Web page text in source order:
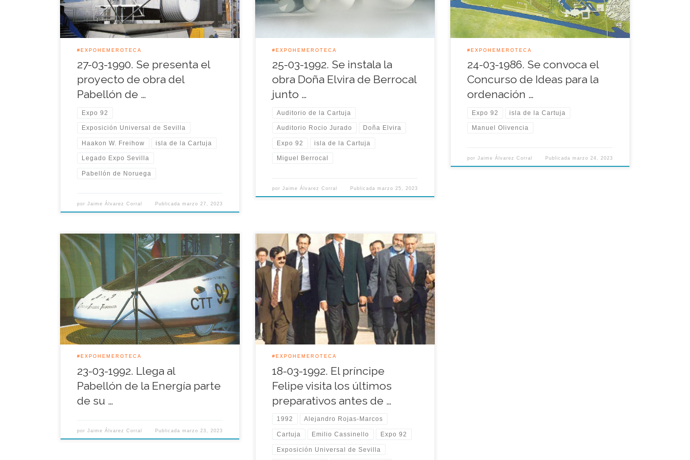
económica y social de la nación nórdica. […]
#EXPOHEMEROTECA
27-03-1990. Se presenta el
proyecto de obra del
Pabellón de …
Expo 92
Exposición Universal de Sevilla
Haakon W. Freihow isla de la Cartuja
Legado Expo Sevilla
Pabellón de Noruega
porJaime Álvarez Corral Publicada marzo 27, 2023
Muestra Universal de agua pulverizada de un
estanque, lo que hizo […]
#EXPOHEMEROTECA
25-03-1992. Se instala la
obra Doña Elvira de Berrocal
junto …
Auditorio de la Cartuja
Auditorio Rocio Jurado Doña Elvira
Expo 92 isla de la Cartuja
Miguel Berrocal
porJaime Álvarez Corral Publicada marzo 25, 2023
doce equipos de urbanistas participaron en este
certamen, cuyo jurado, fue presidido […]
#EXPOHEMEROTECA
24-03-1986. Se convoca el
Concurso de Ideas para la
ordenación …
Expo 92 isla de la Cartuja
Manuel Olivencia
porJaime Álvarez Corral Publicada marzo 24, 2023
El coche solar, el coche eléctrico, y la bicicleta del
futuro llegaron aquella jornada al Pabellón de la
Energía para ser exhibidos en la Muestra Universal
de Sevilla. Se trataba de tres exponentes claves en
la aplicación al transporte de energías alternativas
al petróleo y que fueron presentados durante los
[…]
#EXPOHEMEROTECA
23-03-1992. Llega al
Pabellón de la Energía parte
de su …
porJaime Álvarez Corral Publicada marzo 23, 2023
Esa jornada del 18 de Marzo de 1992 fue
destacada por varios asuntos, por ejemplo la visita
que realizó el Príncipe Felipe por el recinto de la
Expo’92 para ver en propia mano la última puesta
a punto de los diferentes pabellones y zonas de la
Exposición, el príncipe […]
#EXPOHEMEROTECA
18-03-1992. El príncipe
Felipe visita los últimos
preparativos antes de …
1992 Alejandro Rojas-Marcos
Cartuja Emilio Cassinello Expo 92
Exposición Universal de Sevilla